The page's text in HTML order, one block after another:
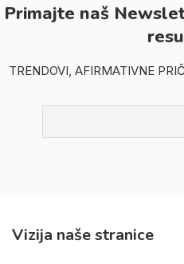
Primajte naš
TRENDOVI, AFIRMATIVNE
Vizija naše stranice